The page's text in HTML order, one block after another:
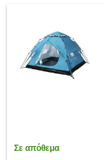
Σε απόθεμα